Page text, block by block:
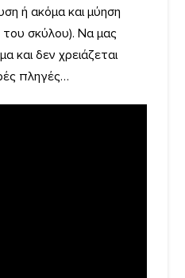
ή ακόμα και μύηση
σκύλου). Να μας
και δεν χρειάζεται
πληγές…